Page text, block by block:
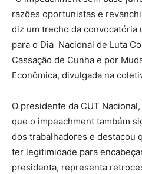
razões oportunistas e
diz um trecho da convocatória
para o Dia Nacional de Luta
Cassação de Cunha e por
Econômica, divulgada na
O presidente da CUT
que o impeachment também
dos trabalhadores e destacou
ter legitimidade para
presidenta, representa